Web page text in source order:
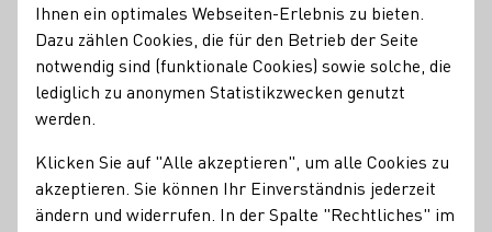
Pfaffenweiler Weinhaus
GmbH
Kontakt
Pfaffenweiler Weinhaus GmbH
79292 Pfaffenweiler Weinstraße 40 Baden Deutschland
Ihnen ein optimales Webseiten-Erlebnis zu bieten.
Dazu zählen Cookies, die für den Betrieb der Seite
notwendig sind (funktionale Cookies) sowie solche, die
lediglich zu anonymen Statistikzwecken genutzt
werden.
Klicken Sie auf "Alle akzeptieren", um alle Cookies zu
akzeptieren. Sie können Ihr Einverständnis jederzeit
ändern und widerrufen. In der Spalte "Rechtliches" im